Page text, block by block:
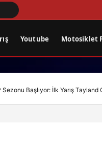
Youtube Motosiklet
Başlıyor: İlk Yarış Tayland